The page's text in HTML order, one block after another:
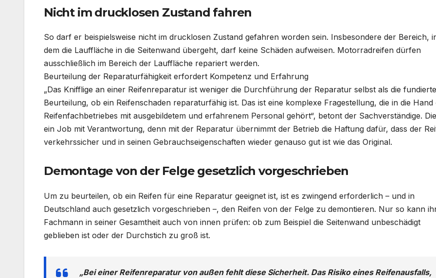
Nicht im drucklosen Zustand fahren
So darf er beispielsweise nicht im drucklosen Zustand gefahren worden sein. Insbesondere der Bereich,
dem die Lauffläche in die Seitenwand übergeht, darf keine Schäden aufweisen. Motorradreifen dürfen
ausschließlich im Bereich der Lauffläche repariert werden.
Beurteilung der Reparaturfähigkeit erfordert Kompetenz und Erfahrung
„Das Knifflige an einer Reifenreparatur ist weniger die Durchführung der Reparatur selbst als die fundierte
Beurteilung, ob ein Reifenschaden reparaturfähig ist. Das ist eine komplexe Fragestellung, die in die Hand
Reifenfachbetriebes mit ausgebildetem und erfahrenem Personal gehört“, betont der Sachverständige.
ein Job mit Verantwortung, denn mit der Reparatur übernimmt der Betrieb die Haftung dafür, dass der
verkehrssicher und in seinen Gebrauchseigenschaften wieder genauso gut ist wie das Original.
Demontage von der Felge gesetzlich vorgeschrieben
Um zu beurteilen, ob ein Reifen für eine Reparatur geeignet ist, ist es zwingend erforderlich – und in
Deutschland auch gesetzlich vorgeschrieben –, den Reifen von der Felge zu demontieren. Nur so kann
Fachmann in seiner Gesamtheit auch von innen prüfen: ob zum Beispiel die Seitenwand unbeschädigt
geblieben ist oder der Durchstich zu groß ist.
„Bei einer Reifenreparatur von außen fehlt diese Sicherheit. Das Risiko eines Reifenausfalls,